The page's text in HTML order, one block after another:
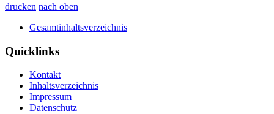
drucken nach oben
Gesamtinhaltsverzeichnis
Quicklinks
Kontakt
Inhaltsverzeichnis
Impressum
Datenschutz